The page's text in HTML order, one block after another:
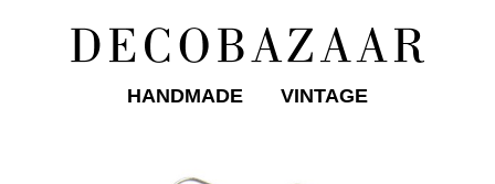
HANDMADE VINTAGE